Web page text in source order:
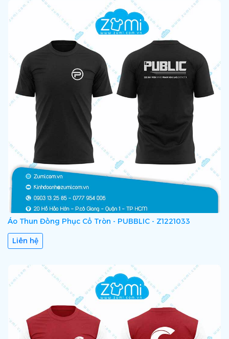
Áo Thun Đồng Phục Cổ Tròn - PUBBLIC - Z1221033
Liên hệ